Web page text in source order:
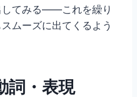
してみる——これを繰り
ムーズに出てくるよう
詞・表現